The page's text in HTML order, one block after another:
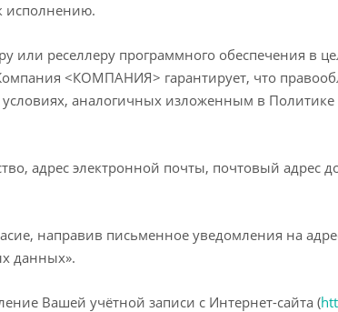
исполнению.
реселлеру программного обеспечения в
<КОМПАНИЯ> гарантирует, что
аналогичных изложенным в Политике
адрес электронной почты, почтовый адрес
направив письменное уведомления на
данных».
Вашей учётной записи с Интернет-сайта (